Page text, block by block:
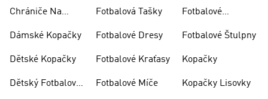
Chrániče Na
Dámské Kopačky
Dětské Kopačky
Dětský Fotbalový
Fotbalová Tašky
Fotbalové Dresy
Fotbalové Kraťasy
Fotbalové Míče
Fotbalové
Fotbalové Štulpny
Kopačky
Kopačky Lisovky